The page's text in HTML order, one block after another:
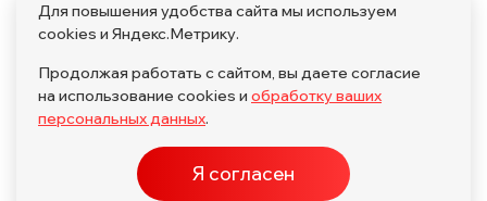
1.02, 1.04, 1.05, 1.06, 1.08, 2.01, 3.01, 4.01, 11.01, 17.01, 27.01,
28.01
Политика обработки персональных данных
Для повышения удобства сайта мы используем
cookies и Яндекс.Метрику.
Продолжая работать с сайтом, вы даете согласие
на использование cookies и обработку ваших
персональных данных.
Я согласен